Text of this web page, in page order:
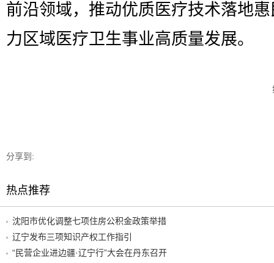
前沿领域，推动优质医疗技术落地
力区域医疗卫生事业高质量发展。
分享到:
热点推荐
沈阳市优化调整七项住房公积金政策举措
辽宁发布三项知识产权工作指引
“民营企业进边疆·辽宁行”大会在丹东召开